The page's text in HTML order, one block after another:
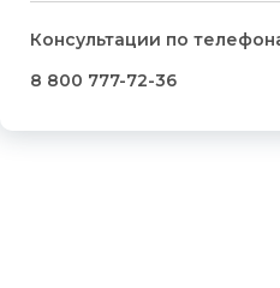
Консультации по
8 800 777-72-36